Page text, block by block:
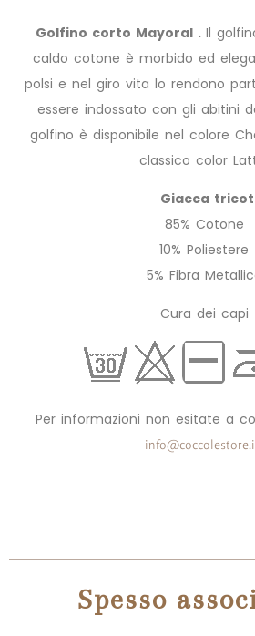
Golfino corto Mayoral . Il
caldo cotone è morbido ed
polsi e nel giro vita lo rendono
essere indossato con gli abitini
golfino è disponibile nel colore
classico color
Giacca tricot
85% Cotone
10% Poliestere
5% Fibra
Cura dei capi
Per informazioni non esitate a
Spesso